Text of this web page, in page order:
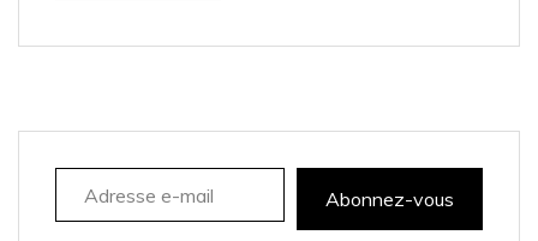
i
a Adresse e-mail
Abonnez-vous